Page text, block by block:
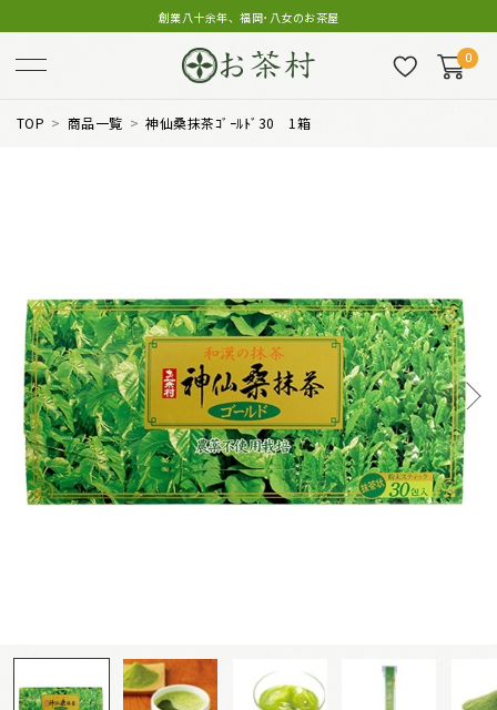
創業八十余年、福岡･八女のお茶屋
0
TOP 商品一覧 神仙桑抹茶ｺﾞｰﾙﾄﾞ30 1箱